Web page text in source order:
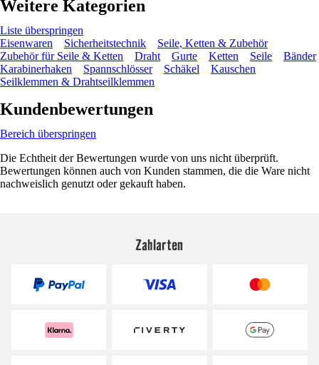
Weitere Kategorien
Liste überspringen
Eisenwaren
Sicherheitstechnik
Seile, Ketten & Zubehör
Zubehör für Seile & Ketten
Draht Gurte Ketten Seile
Bänder
Karabinerhaken
Spannschlösser Schäkel
Kauschen
Seilklemmen & Drahtseilklemmen
Kundenbewertungen
Bereich überspringen
Die Echtheit der Bewertungen wurde von uns nicht überprüft.
Bewertungen können auch von Kunden stammen, die die Ware nicht
nachweislich genutzt oder gekauft haben.
Zahlarten